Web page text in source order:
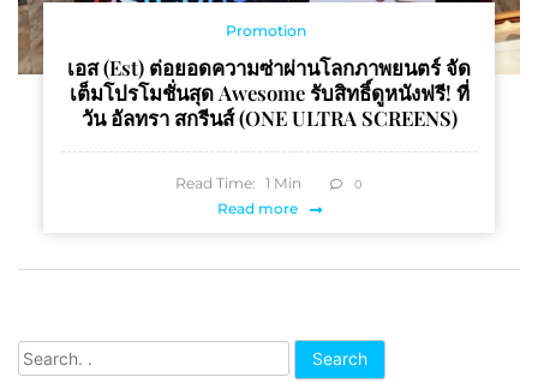
Search
Promotion
เอส (est) ต่อยอดความซ่าผ่านโลกภาพยนตร์ จัด
เต็มโปรโมชั่นสุด Awesome รับสิทธิ์ดูหนังฟรี! ที่
วัน อัลทรา สกรีนส์ (ONE ULTRA SCREENS)
Read Time: 1 Min 0
Read more